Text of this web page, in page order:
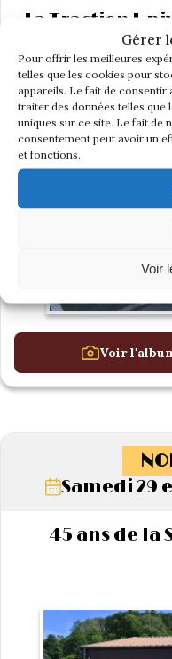
Gérer
Pour offrir les meilleures
telles que les cookies pour
appareils. Le fait de
traiter des données telles
uniques sur ce site. Le fait de
consentement peut avoir un
et fonctions.
Voir
La Traction
s’invite à la
Voir
Samedi 29
45 ans de la